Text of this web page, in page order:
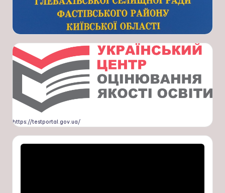
https://testportal.gov.ua/